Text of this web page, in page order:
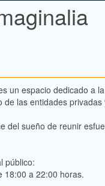
un espacio dedicado a
de las entidades
del sueño de reunir
público:
18:00 a 22:00 horas.